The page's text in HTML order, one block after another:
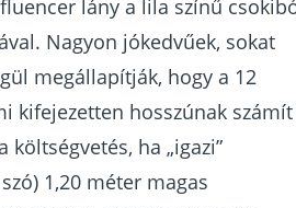
lány a lila színű
Nagyon jókedvűek, sokat
megállapítják, hogy a 12
kifejezetten hosszúnak számít
ha „igazi”
1,20 méter magas